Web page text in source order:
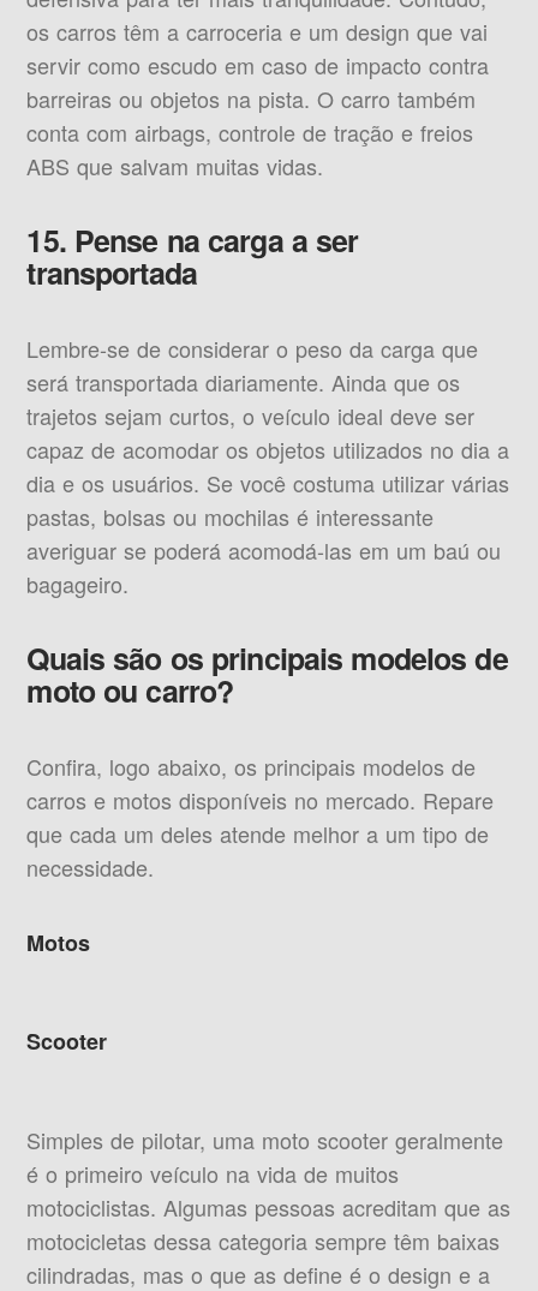
os carros têm a carroceria e um design que vai
servir como escudo em caso de impacto contra
barreiras ou objetos na pista. O carro também
conta com airbags, controle de tração e freios
ABS que salvam muitas vidas.
15. Pense na carga a ser
transportada
Lembre-se de considerar o peso da carga que
será transportada diariamente. Ainda que os
trajetos sejam curtos, o veículo ideal deve ser
capaz de acomodar os objetos utilizados no dia a
dia e os usuários. Se você costuma utilizar várias
pastas, bolsas ou mochilas é interessante
averiguar se poderá acomodá-las em um baú ou
bagageiro.
Quais são os principais modelos de
moto ou carro?
Confira, logo abaixo, os principais modelos de
carros e motos disponíveis no mercado. Repare
que cada um deles atende melhor a um tipo de
necessidade.
Motos
Scooter
Simples de pilotar, uma moto scooter geralmente
é o primeiro veículo na vida de muitos
motociclistas. Algumas pessoas acreditam que as
motocicletas dessa categoria sempre têm baixas
cilindradas, mas o que as define é o design e a